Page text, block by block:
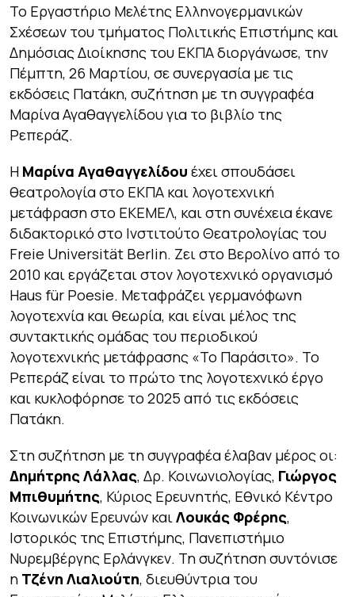
Το Εργαστήριο Μελέτης Ελληνογερμανικών
Σχέσεων του τμήματος Πολιτικής Επιστήμης και
Δημόσιας Διοίκησης του ΕΚΠΑ διοργάνωσε, την
Πέμπτη, 26 Μαρτίου, σε συνεργασία με τις
εκδόσεις Πατάκη, συζήτηση με τη συγγραφέα
Μαρίνα Αγαθαγγελίδου για το βιβλίο της
Ρεπεράζ.
Η Μαρίνα Αγαθαγγελίδου έχει σπουδάσει
θεατρολογία στο ΕΚΠΑ και λογοτεχνική
µετάφραση στο ΕΚΕΜΕΛ, και στη συνέχεια έκανε
διδακτορικό στο Ινστιτούτο Θεατρολογίας του
Freie Universität Berlin. Ζει στο Βερολίνο από το
2010 και εργάζεται στον λογοτεχνικό οργανισµό
Haus für Poesie. Μεταφράζει γερµανόφωνη
λογοτεχνία και θεωρία, και είναι µέλος της
συντακτικής οµάδας του περιοδικού
λογοτεχνικής µετάφρασης «Το Παράσιτο». Το
Ρεπεράζ είναι το πρώτο της λογοτεχνικό έργο
και κυκλοφόρησε το 2025 από τις εκδόσεις
Πατάκη.
Στη συζήτηση με τη συγγραφέα έλαβαν μέρος οι:
Δημήτρης Λάλλας, Δρ. Κοινωνιολογίας, Γιώργος
Μπιθυμήτης, Κύριος Ερευνητής, Εθνικό Κέντρο
Κοινωνικών Ερευνών και Λουκάς Φρέρης,
Ιστορικός της Επιστήμης, Πανεπιστήμιο
Νυρεμβέργης Ερλάνγκεν. Τη συζήτηση συντόνισε
η Τζένη Λιαλιούτη, διευθύντρια του